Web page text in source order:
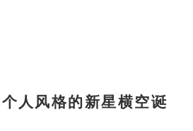
人风格的新星横空诞